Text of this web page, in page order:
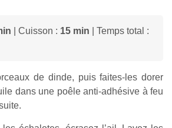
| Cuisson : 15 min | Temps total :
de dinde, puis faites-les dorer
dans une poêle anti-adhésive à feu